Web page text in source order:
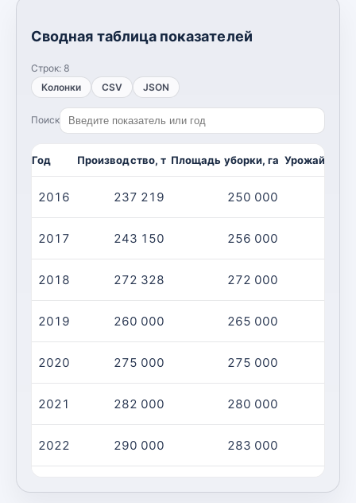
Сводная таблица показателей
Строк: 8
Колонки
CSV JSON
Поиск
Год Производство, т Площадь уборки, га
2016 237 219 250 000
2017 243 150 256 000
2018 272 328 272 000
2019 260 000 265 000
2020 275 000 275 000
2021 282 000 280 000
2022 290 000 283 000